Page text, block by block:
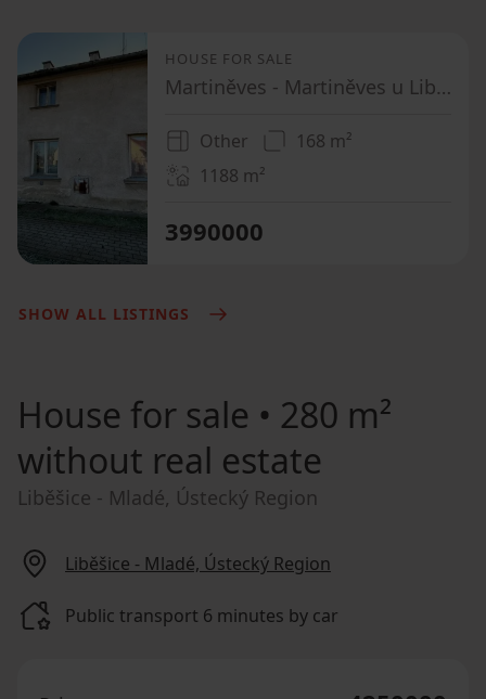
HOUSE FOR SALE
Martiněves - Martiněves u Libochovic, Ústecký Region
Other
168 m²
1188 m²
3990000
SHOW ALL LISTINGS
House for sale • 280 m²
without real estate
Liběšice - Mladé, Ústecký Region
Liběšice - Mladé, Ústecký Region
Public transport 6 minutes by car